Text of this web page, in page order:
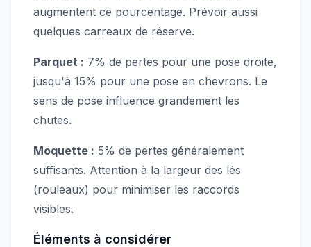
augmentent ce pourcentage. Prévoir aussi
quelques carreaux de réserve.
Parquet : 7% de pertes pour une pose droite,
jusqu'à 15% pour une pose en chevrons. Le
sens de pose influence grandement les
chutes.
Moquette : 5% de pertes généralement
suffisants. Attention à la largeur des lés
(rouleaux) pour minimiser les raccords
visibles.
Éléments à considérer